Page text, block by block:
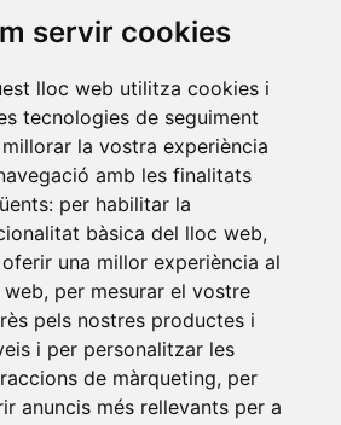
servir cookies
lloc web utilitza cookies i
tecnologies de seguiment
la vostra experiència
amb les finalitats
per habilitar la
bàsica del lloc web,
una millor experiència al
, per mesurar el vostre
pels nostres productes i
i per personalitzar les
de màrqueting, per
anuncis més rellevants per a
CEU•Universitat d'Alacant
•Universitat Autònoma de
de Barcelona•Universitat
• Universitat de Girona
Illes Balears•Universitat
• Universitat Jaume I
•Universitat Miguel Hernández